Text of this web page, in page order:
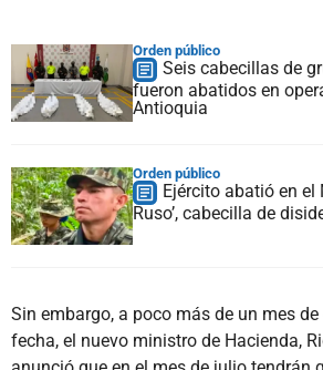
Orden público
Seis cabecillas de
fueron abatidos en
Antioquia
Orden público
Ejército abatió en el
Ruso’, cabecilla de
Sin embargo, a poco más de un mes
fecha, el nuevo ministro de Hacienda,